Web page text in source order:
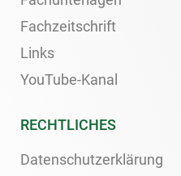
Fachzeitschrift
Links
YouTube-Kanal
RECHTLICHES
Datenschutzerklärung